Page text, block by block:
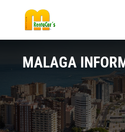
MALAGA